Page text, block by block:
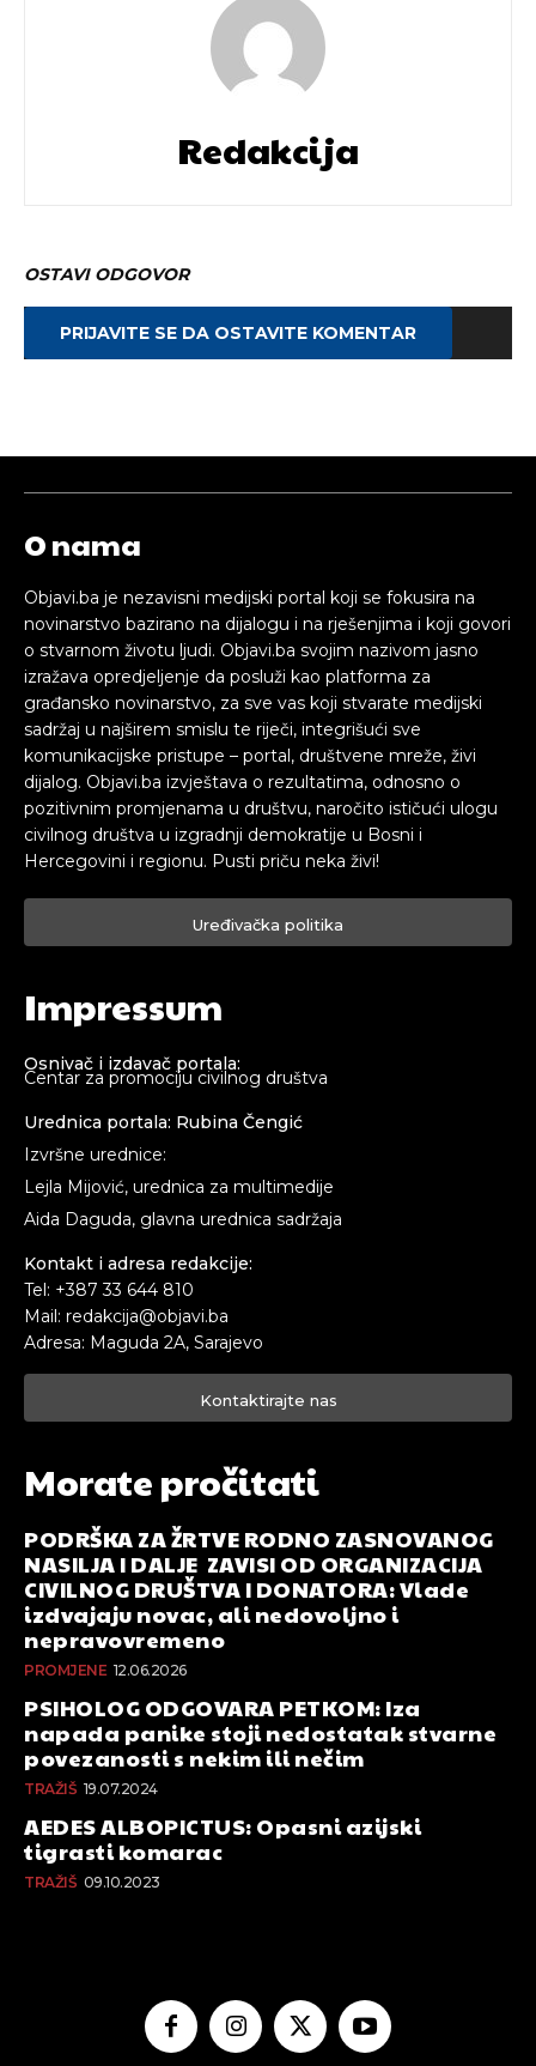
Redakcija
OSTAVI ODGOVOR
PRIJAVITE SE DA OSTAVITE KOMENTAR
O nama
Objavi.ba je nezavisni medijski portal koji se fokusira na
novinarstvo bazirano na dijalogu i na rješenjima i koji govori
o stvarnom životu ljudi. Objavi.ba svojim nazivom jasno
izražava opredjeljenje da posluži kao platforma za
građansko novinarstvo, za sve vas koji stvarate medijski
sadržaj u najširem smislu te riječi, integrišući sve
komunikacijske pristupe – portal, društvene mreže, živi
dijalog. Objavi.ba izvještava o rezultatima, odnosno o
pozitivnim promjenama u društvu, naročito ističući ulogu
civilnog društva u izgradnji demokratije u Bosni i
Hercegovini i regionu. Pusti priču neka živi!
Uređivačka politika
Impressum
Osnivač i izdavač portala:
Centar za promociju civilnog društva
Urednica portala: Rubina Čengić
Izvršne urednice:
Lejla Mijović, urednica za multimedije
Aida Daguda, glavna urednica sadržaja
Kontakt i adresa redakcije:
Tel: +387 33 644 810
Mail: redakcija@objavi.ba
Adresa: Maguda 2A, Sarajevo
Kontaktirajte nas
Morate pročitati
PODRŠKA ZA ŽRTVE RODNO ZASNOVANOG
NASILJA I DALJE ZAVISI OD ORGANIZACIJA
CIVILNOG DRUŠTVA I DONATORA: Vlade
izdvajaju novac, ali nedovoljno i
nepravovremeno
PROMJENE 12.06.2026
PSIHOLOG ODGOVARA PETKOM: Iza
napada panike stoji nedostatak stvarne
povezanosti s nekim ili nečim
TRAŽIŠ 19.07.2024
AEDES ALBOPICTUS: Opasni azijski
tigrasti komarac
TRAŽIŠ 09.10.2023